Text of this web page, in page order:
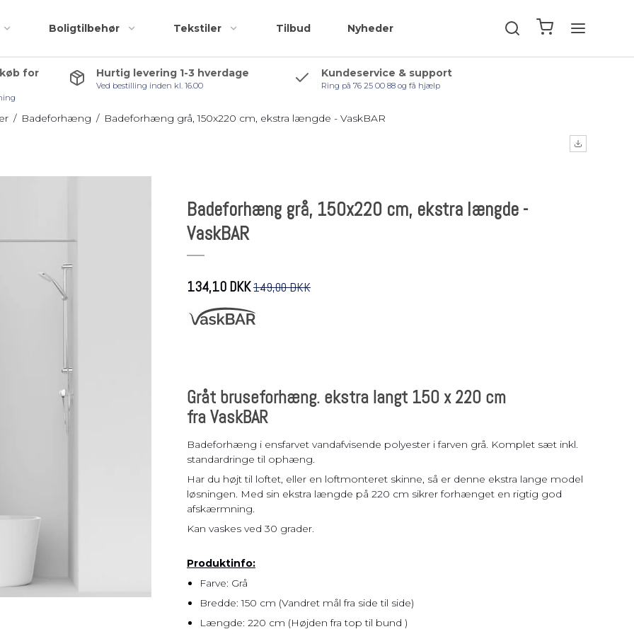
Badeforhæng
Bademåtter
toilettasker
Accessories
Bruseskraber
Toiletbørster
Toiletrulleholder
Tilbehørspakker
sortering
Vasketøjsposer
Boligtilbehør Tekstiler Tilbud Nyheder
for
Hurtig levering 1-3 hverdage
Ved bestilling inden kl. 16.00
Kundeservice & support
Ring på 76 25 00 88 og få hjælp
/ Badeforhæng / Badeforhæng grå, 150x220 cm, ekstra længde - VaskBAR
Badeforhæng grå, 150x220 cm, ekstra længde -
VaskBAR
134,10 DKK149,00 DKK
Gråt bruseforhæng. ekstra langt 150 x 220 cm
fra VaskBAR
Badeforhæng i ensfarvet vandafvisende polyester i farven grå. Komplet sæt inkl.
standardringe til ophæng.
Har du højt til loftet, eller en loftmonteret skinne, så er denne ekstra lange model
løsningen. Med sin ekstra længde på 220 cm sikrer forhænget en rigtig god
afskærmning.
Kan vaskes ved 30 grader.
Produktinfo:
Farve: Grå
Bredde: 150 cm (Vandret mål fra side til side)
Længde: 220 cm (Højden fra top til bund )